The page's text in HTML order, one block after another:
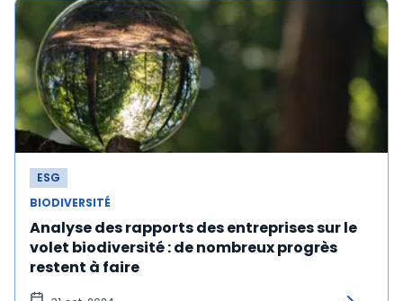
ESG
BIODIVERSITÉ
Analyse des rapports des entreprises sur le
volet biodiversité : de nombreux progrès
restent à faire